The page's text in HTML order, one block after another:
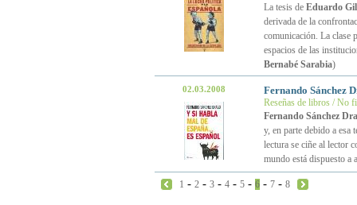
La tesis de Eduardo
derivada de la
comunicación. La clase
espacios de las
Bernabé Sarabia)
02.03.2008 Fernando Sánchez
Reseñas de libros / No
Fernando Sánchez
y, en parte debido a esa
lectura se ciñe al lector
mundo está dispuesto a
1 - 2 - 3 - 4 - 5 - 6 - 7 - 8